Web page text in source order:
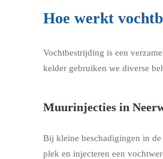
Hoe werkt
Vochtbestrijding is een
kelder gebruiken we diverse
Muurinjecties in
Bij kleine beschadigingen in
plek en injecteren een